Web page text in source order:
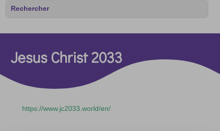
Jesus Christ 2033
https://www.jc2033.world/en/